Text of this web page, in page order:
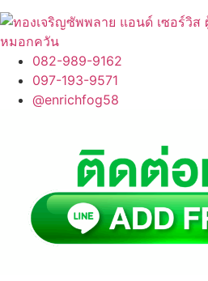
082-989-9162
097-193-9571
@enrichfog58